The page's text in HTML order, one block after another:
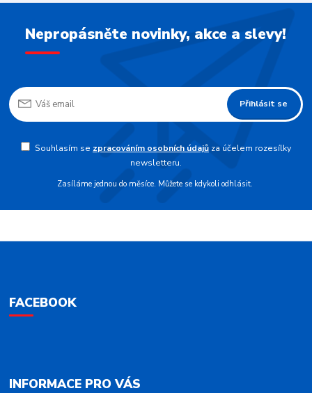
Nepropásněte novinky, akce a slevy!
Přihlásit se
Souhlasím se zpracováním osobních údajůza účelem rozesílky
newsletteru.
Zasíláme jednou do měsíce. Můžete se kdykoli odhlásit.
FACEBOOK
INFORMACE PRO VÁS